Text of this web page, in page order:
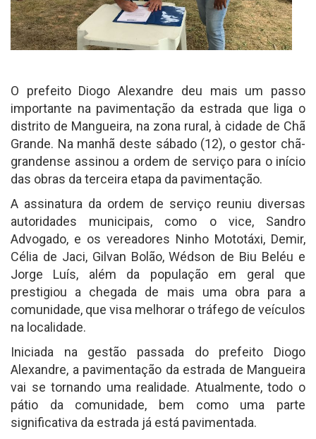
O prefeito Diogo Alexandre deu mais um passo
importante na pavimentação da estrada que liga o
distrito de Mangueira, na zona rural, à cidade de Chã
Grande. Na manhã deste sábado (12), o gestor chã-
grandense assinou a ordem de serviço para o início
das obras da terceira etapa da pavimentação.
A assinatura da ordem de serviço reuniu diversas
autoridades municipais, como o vice, Sandro
Advogado, e os vereadores Ninho Mototáxi, Demir,
Célia de Jaci, Gilvan Bolão, Wédson de Biu Beléu e
Jorge Luís, além da população em geral que
prestigiou a chegada de mais uma obra para a
comunidade, que visa melhorar o tráfego de veículos
na localidade.
Iniciada na gestão passada do prefeito Diogo
Alexandre, a pavimentação da estrada de Mangueira
vai se tornando uma realidade. Atualmente, todo o
pátio da comunidade, bem como uma parte
significativa da estrada já está pavimentada.